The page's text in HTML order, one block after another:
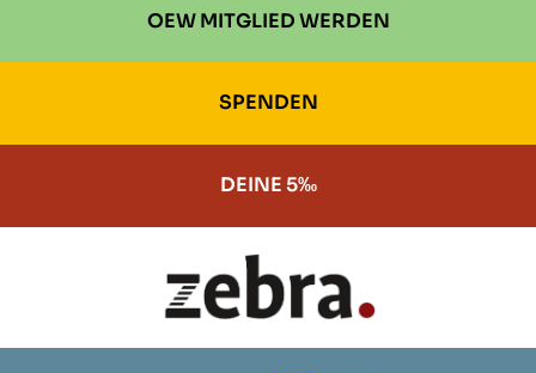
OEW MITGLIED WERDEN
SPENDEN
DEINE 5‰